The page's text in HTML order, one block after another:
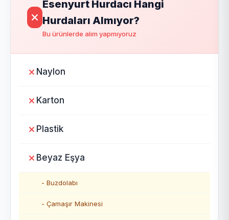
Esenyurt Hurdacı Hangi
Hurdaları Almıyor?
Bu ürünlerde alım yapmıyoruz
Naylon
Karton
Plastik
Beyaz Eşya
- Buzdolabı
- Çamaşır Makinesi